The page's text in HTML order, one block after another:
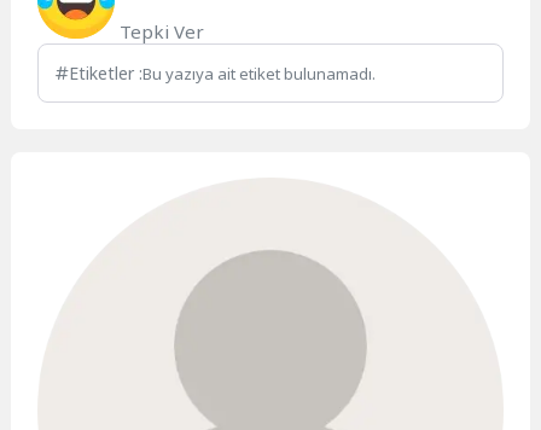
Tepki Ver
Etiketler :Bu yazıya ait etiket bulunamadı.